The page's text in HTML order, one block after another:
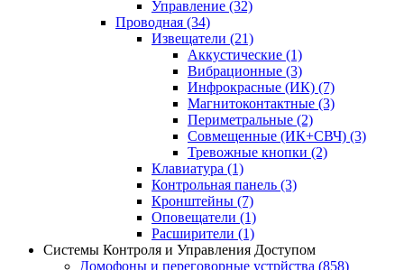
Управление (32)
Проводная (34)
Извещатели (21)
Аккустические (1)
Вибрационные (3)
Инфрокрасные (ИК) (7)
Магнитоконтактные (3)
Периметральные (2)
Совмещенные (ИК+СВЧ) (3)
Тревожные кнопки (2)
Клавиатура (1)
Контрольная панель (3)
Кронштейны (7)
Оповещатели (1)
Расширители (1)
Системы Контроля и Управления Доступом
Домофоны и переговорные устрйства (858)